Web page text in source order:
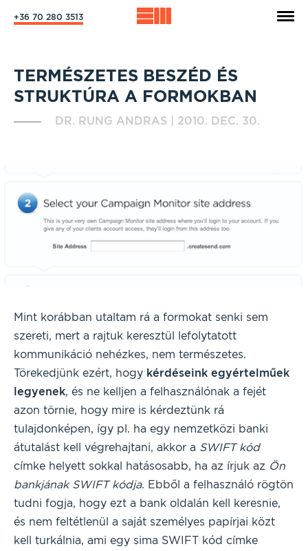
+36 70 280 3513
TERMÉSZETES BESZÉD ÉS
STRUKTÚRA A FORMOKBAN
DR. RUNG ANDRAS 2010. DEC. 30.
Mint korábban utaltam rá a formokat senki sem
szereti, mert a rajtuk keresztül lefolytatott
kommunikáció nehézkes, nem természetes.
Törekedjünk ezért, hogy kérdéseink egyértelműek
legyenek, és ne kelljen a felhasználónak a fejét
azon törnie, hogy mire is kérdeztünk rá
tulajdonképen, így pl. ha egy nemzetközi banki
átutalást kell végrehajtani, akkor a SWIFT kód
címke helyett sokkal hatásosabb, ha az írjuk az Ön
bankjának SWIFT kódja. Ebből a felhasználó rögtön
tudni fogja, hogy ezt a bank oldalán kell keresnie,
és nem feltétlenül a saját személyes papírjai közt
kell turkálnia, ami egy sima SWIFT kód címke